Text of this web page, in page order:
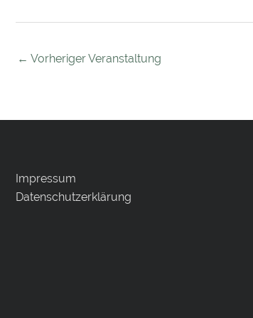
← Vorheriger Veranstaltung
Impressum
Datenschutzerklärung